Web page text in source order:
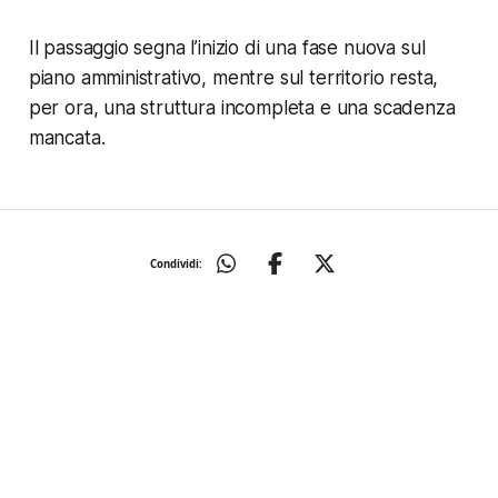
Il passaggio segna l’inizio di una fase nuova sul
piano amministrativo, mentre sul territorio resta,
per ora, una struttura incompleta e una scadenza
mancata.
Condividi: